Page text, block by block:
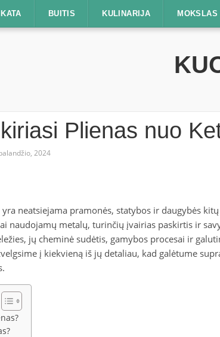
BUITIS KULINARIJA MOKSLAS
Plienas nuo
2024
neatsiejama pramonės, statybos ir daugybės
naudojamų metalų, turinčių įvairias paskirtis ir
jų cheminė sudėtis, gamybos procesai ir
į kiekvieną iš jų detaliau, kad galėtume